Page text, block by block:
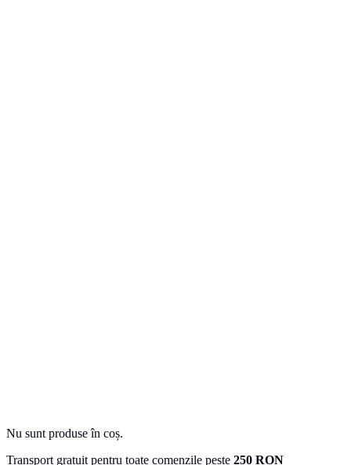
Nu sunt produse în coș.
Transport gratuit pentru toate comenzile peste 250 RON